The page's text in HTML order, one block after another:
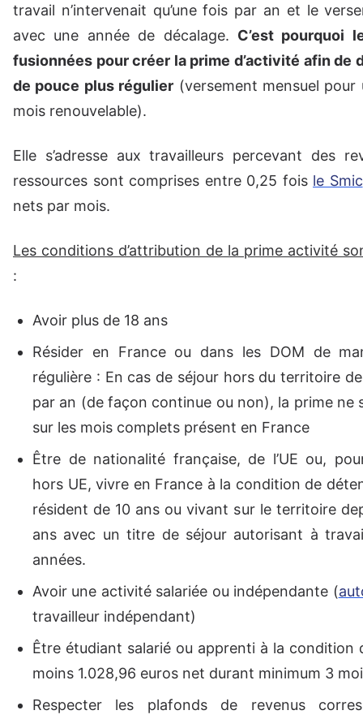
travail n’intervenait qu’une fois par an et le
avec une année de décalage. C’est pourquoi
fusionnées pour créer la prime d’activité afin de
de pouce plus régulier (versement mensuel pour
mois renouvelable).
Elle s’adresse aux travailleurs percevant des
ressources sont comprises entre 0,25 fois le Smic
nets par mois.
Les conditions d’attribution de la prime activité
:
Avoir plus de 18 ans
Résider en France ou dans les DOM de
régulière : En cas de séjour hors du territoire
par an (de façon continue ou non), la prime ne
sur les mois complets présent en France
Être de nationalité française, de l’UE ou,
hors UE, vivre en France à la condition de
résident de 10 ans ou vivant sur le territoire
ans avec un titre de séjour autorisant à
années.
Avoir une activité salariée ou indépendante (
travailleur indépendant)
Être étudiant salarié ou apprenti à la condition
moins 1.028,96 euros net durant minimum 3
Respecter les plafonds de revenus